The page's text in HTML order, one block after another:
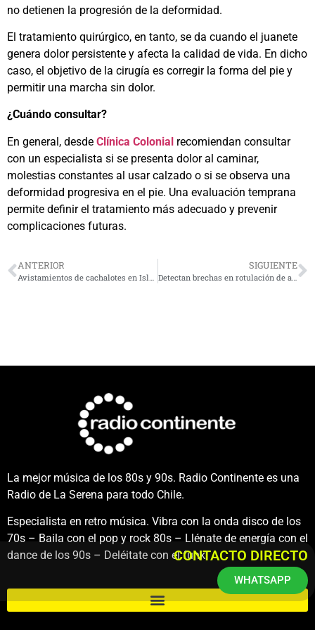
no detienen la progresión de la deformidad.
El tratamiento quirúrgico, en tanto, se da cuando el juanete
genera dolor persistente y afecta la calidad de vida. En dicho
caso, el objetivo de la cirugía es corregir la forma del pie y
permitir una marcha sin dolor.
¿Cuándo consultar?
En general, desde Clínica Colonial recomiendan consultar
con un especialista si se presenta dolor al caminar,
molestias constantes al usar calzado o si se observa una
deformidad progresiva en el pie. Una evaluación temprana
permite definir el tratamiento más adecuado y prevenir
complicaciones futuras.
ANTERIOR
Avistamientos de cachalotes en Isla Chañaral despiertan interés científico y turístico
SIGUIENTE
Detectan brechas en rotulación de agua embotellada tras estudio de mercado
La mejor música de los 80s y 90s. Radio Continente es una
Radio de La Serena para todo Chile.
Especialista en retro música. Vibra con la onda disco de los
70s – Baila con el pop y rock 80s – Llénate de energía con el
dance de los 90s – Deléitate con el funk.CONTACTO DIRECTO
WHATSAPP